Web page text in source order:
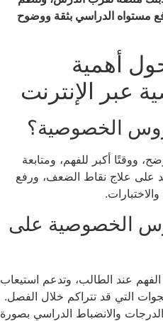
مستواه الدراسي بثقة ووضوح
أهمية
عبر الإنترنت
ووقتًا أكبر للفهم، ومتابعة
على علاج نقاط الضعف، ورفع
الخصوصية على
عند الطالب، وتدعم استيعاب
التي قد تتراكم خلال الفصل.
والانضباط الدراسي بصورة